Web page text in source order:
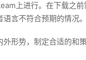
上进行。在下载之
言不符合预期的情况。
形势，制定合适的和